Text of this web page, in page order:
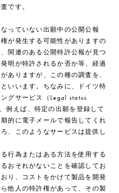
です。
っていない出願中の公開公報
が発生する可能性がありますの
関連のある公開特許公報が見つ
明が特許されるか否か等、経過
ありますが、この種の調査を、
いいます。ちなみに、ドイツ特
グサービス（Legal status
例えば、特定の出願を登録して
的に電子メールで報告してくれ
、このようなサービスは提供し
行為またはある方法を使用する
おそれがないことを確認してお
り、コストをかけて製品を開発
他人の特許権があって、その製